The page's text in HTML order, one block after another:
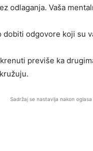
odlaganja. Vaša
odgovore koji su
previše ka
Sadržaj se nastavlja nakon oglasa